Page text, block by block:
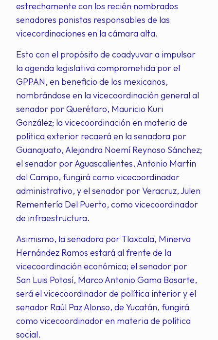
estrechamente con los recién nombrados
senadores panistas responsables de las
vicecordinaciones en la cámara alta.
Esto con el propósito de coadyuvar a impulsar
la agenda legislativa comprometida por el
GPPAN, en beneficio de los mexicanos,
nombrándose en la vicecoordinación general al
senador por Querétaro, Mauricio Kuri
González; la vicecoordinación en materia de
política exterior recaerá en la senadora por
Guanajuato, Alejandra Noemí Reynoso Sánchez;
el senador por Aguascalientes, Antonio Martín
del Campo, fungirá como vicecoordinador
administrativo, y el senador por Veracruz, Julen
Rementería Del Puerto, como vicecoordinador
de infraestructura.
Asimismo, la senadora por Tlaxcala, Minerva
Hernández Ramos estará al frente de la
vicecoordinación económica; el senador por
San Luis Potosí, Marco Antonio Gama Basarte,
será el vicecoordinador de política interior y el
senador Raúl Paz Alonso, de Yucatán, fungirá
como vicecoordinador en materia de política
social.